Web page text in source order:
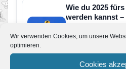
Wir verwenden Cookies, um unsere
optimieren.
Cookies
Wie du 2025
werden kannst –
Von JoKo•23. Juli 2025
Traumvorstellung für
des Booms der